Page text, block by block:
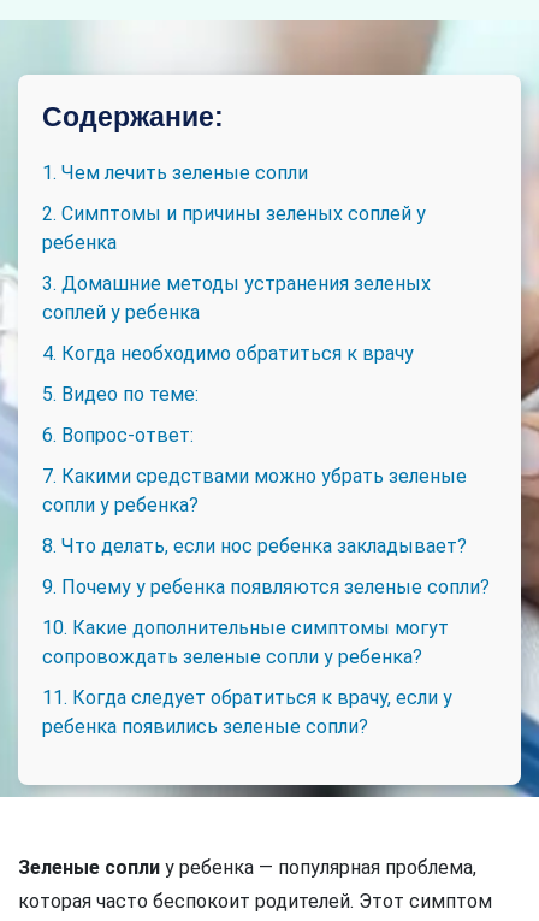
Содержание:
1. Чем лечить зеленые сопли
2. Симптомы и причины зеленых соплей у
ребенка
3. Домашние методы устранения зеленых
соплей у ребенка
4. Когда необходимо обратиться к врачу
5. Видео по теме:
6. Вопрос-ответ:
7. Какими средствами можно убрать зеленые
сопли у ребенка?
8. Что делать, если нос ребенка закладывает?
9. Почему у ребенка появляются зеленые сопли?
10. Какие дополнительные симптомы могут
сопровождать зеленые сопли у ребенка?
11. Когда следует обратиться к врачу, если у
ребенка появились зеленые сопли?
Зеленые сопли у ребенка — популярная проблема,
которая часто беспокоит родителей. Этот симптом